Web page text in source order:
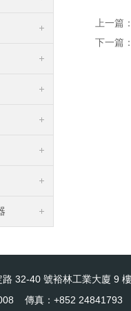
上一篇：
下一篇：
32-40 號裕林工業大廈 9
傳真：+852 24841793